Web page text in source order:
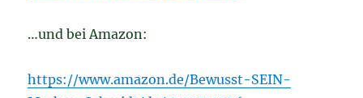
…und bei Amazon:
https://www.amazon.de/Bewusst-SEIN-